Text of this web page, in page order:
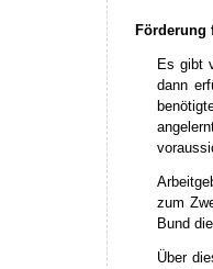
Förderung
Es gibt
dann
zum
Bund
Über